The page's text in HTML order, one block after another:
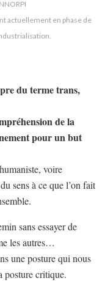
actuellement en phase de
du terme trans,
de la
pour un but
voire
sens à ce que l’on fait
sans essayer de
les autres…
une posture qui nous
posture critique.